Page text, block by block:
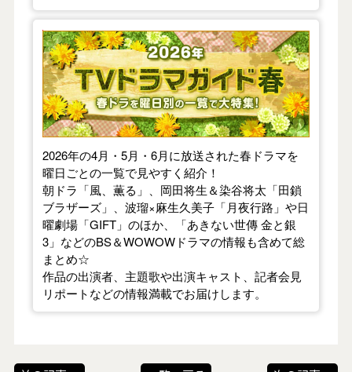
【2026年春】TVドラマガイド
2026年の4月・5月・6月に放送された春ドラマを
曜日ごとの一覧で見やすく紹介！
朝ドラ「風、薫る」、岡田将生＆染谷将太「田鎖
ブラザーズ」、波瑠×麻生久美子「月夜行路」や日
曜劇場「GIFT」のほか、「あきない世傳 金と銀
3」などのBS＆WOWOWドラマの情報も含めて総
まとめ☆
作品の出演者、主題歌や出演キャスト、記者会見
リポートなどの情報満載でお届けします。